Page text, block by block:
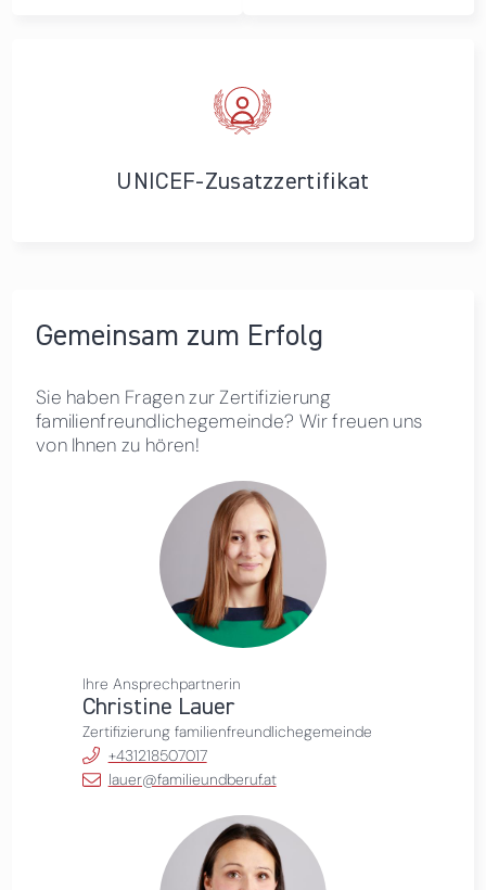
UNICEF-Zusatzzertifikat
Gemeinsam zum Erfolg
Sie haben Fragen zur Zertifizierung
familienfreundlichegemeinde? Wir freuen uns
von Ihnen zu hören!
Ihre Ansprechpartnerin
Christine Lauer
Zertifizierung familienfreundlichegemeinde
+431218507017
lauer@familieundberuf.at